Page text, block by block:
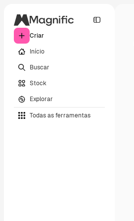
Criar
Início
Buscar
Stock
Explorar
Todas as ferramentas